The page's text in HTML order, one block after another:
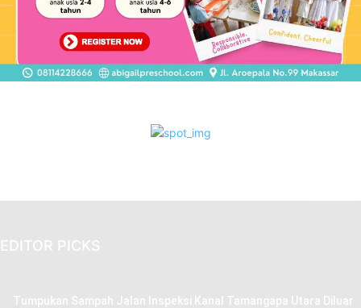
EDITOR PICKS
Tumpukan Sampah Jalan Inspeksi Kanal Tamangapa Utara Diluar